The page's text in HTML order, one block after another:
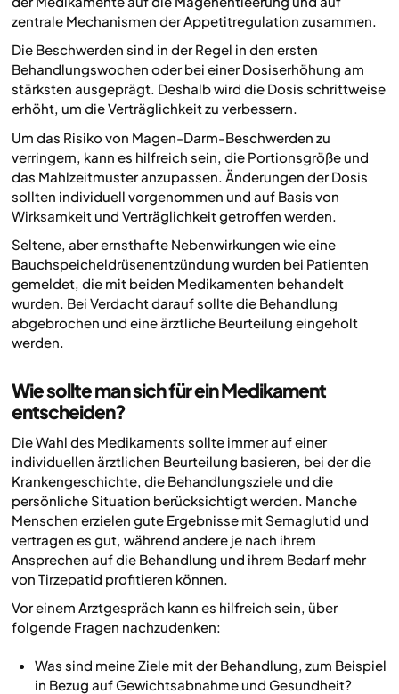
zentrale Mechanismen der Appetitregulation zusammen.
Die Beschwerden sind in der Regel in den ersten
Behandlungswochen oder bei einer Dosiserhöhung am
stärksten ausgeprägt. Deshalb wird die Dosis schrittweise
erhöht, um die Verträglichkeit zu verbessern.
Um das Risiko von Magen-Darm-Beschwerden zu
verringern, kann es hilfreich sein, die Portionsgröße und
das Mahlzeitmuster anzupassen. Änderungen der Dosis
sollten individuell vorgenommen und auf Basis von
Wirksamkeit und Verträglichkeit getroffen werden.
Seltene, aber ernsthafte Nebenwirkungen wie eine
Bauchspeicheldrüsenentzündung wurden bei Patienten
gemeldet, die mit beiden Medikamenten behandelt
wurden. Bei Verdacht darauf sollte die Behandlung
abgebrochen und eine ärztliche Beurteilung eingeholt
werden.
Wie sollte man sich für ein Medikament
entscheiden?
Die Wahl des Medikaments sollte immer auf einer
individuellen ärztlichen Beurteilung basieren, bei der die
Krankengeschichte, die Behandlungsziele und die
persönliche Situation berücksichtigt werden. Manche
Menschen erzielen gute Ergebnisse mit Semaglutid und
vertragen es gut, während andere je nach ihrem
Ansprechen auf die Behandlung und ihrem Bedarf mehr
von Tirzepatid profitieren können.
Vor einem Arztgespräch kann es hilfreich sein, über
folgende Fragen nachzudenken:
Was sind meine Ziele mit der Behandlung, zum Beispiel
in Bezug auf Gewichtsabnahme und Gesundheit?